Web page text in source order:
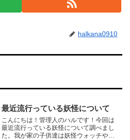
halkana0910
最近流行っている妖怪について
こんにちは！管理人のハルです！今回は
最近流行っている妖怪について調べまし
た。我が家の子供達は妖怪ウォッチやゲ